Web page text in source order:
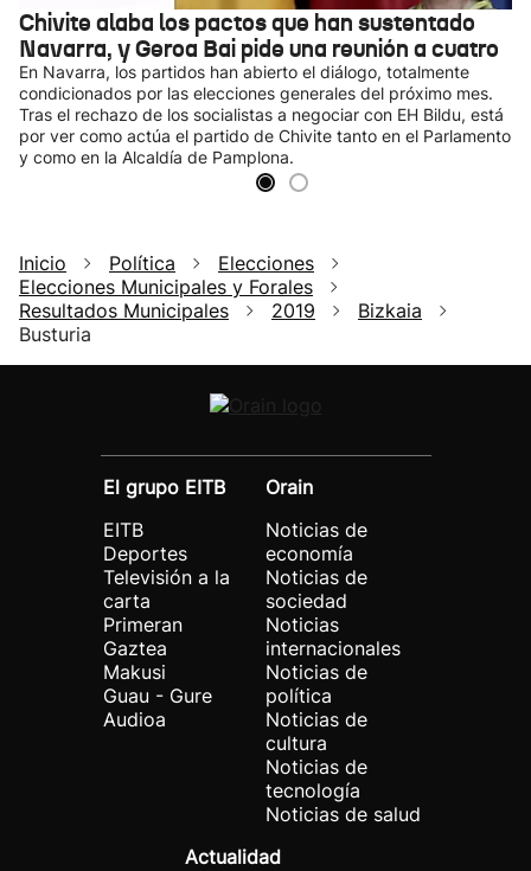
Chivite alaba los pactos que han sustentado
Navarra, y Geroa Bai pide una reunión a cuatro
En Navarra, los partidos han abierto el diálogo, totalmente
condicionados por las elecciones generales del próximo mes.
Tras el rechazo de los socialistas a negociar con EH Bildu, está
por ver como actúa el partido de Chivite tanto en el Parlamento
y como en la Alcaldía de Pamplona.
Inicio Política
Elecciones
Elecciones Municipales y Forales
Resultados Municipales
2019
Bizkaia
Busturia
El grupo EITB
EITB
Deportes
Televisión a la
carta
Primeran
Gaztea
Makusi
Guau - Gure
Audioa
Orain
Noticias de
economía
Noticias de
sociedad
Noticias
internacionales
Noticias de
política
Noticias de
cultura
Noticias de
tecnología
Noticias de salud
Actualidad